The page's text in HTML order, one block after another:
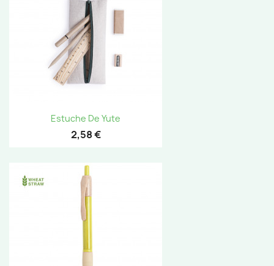
Estuche De Yute
2,58 €